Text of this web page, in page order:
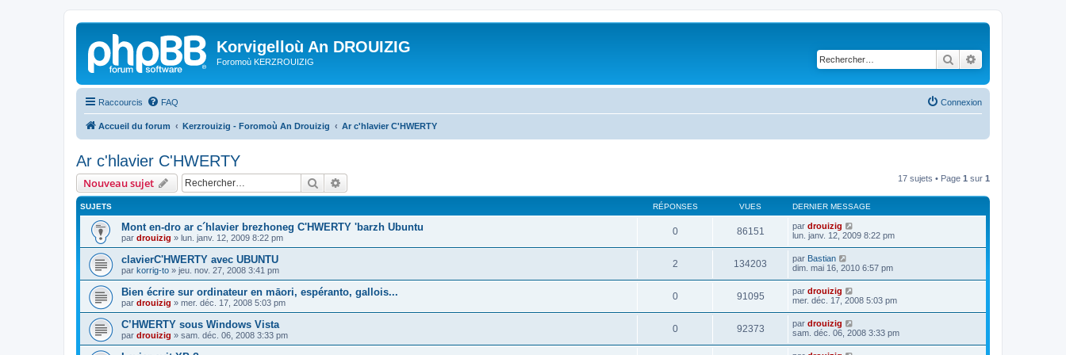
Korvigelloù An DROUIZIG
Foromoù KERZROUIZIG Rechercher
Raccourcis FAQ Connexion
Accueil du forum Kerzrouizig - Foromoù An Drouizig Ar c'hlavier C'HWERTY
Ar c'hlavier C'HWERTY
Nouveau sujet Rechercher 17 sujets • Page 1 sur 1
SUJETS RÉPONSES VUES DERNIER MESSAGE
Mont en-dro ar c´hlavier brezhoneg C'HWERTY 'barzh Ubuntu
par drouizig » lun. janv. 12, 2009 8:22 pm
0 86151 par drouizig
lun. janv. 12, 2009 8:22 pm
clavierC'HWERTY avec UBUNTU
par korrig-to » jeu. nov. 27, 2008 3:41 pm
2 134203 par Bastian
dim. mai 16, 2010 6:57 pm
Bien écrire sur ordinateur en māori, espéranto, gallois...
par drouizig » mer. déc. 17, 2008 5:03 pm
0 91095 par drouizig
mer. déc. 17, 2008 5:03 pm
C’HWERTY sous Windows Vista
par drouizig » sam. déc. 06, 2008 3:33 pm
0 92373 par drouizig
sam. déc. 06, 2008 3:33 pm